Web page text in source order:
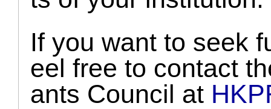
If you want to seek
eel free to contact
ants Council at